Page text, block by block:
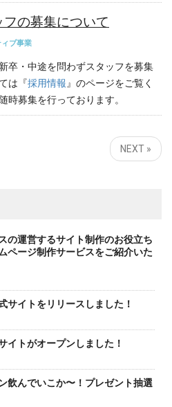
の募集について
ブ事業
卒・中途を問わずスタッフを募集
は『採用情報』のページをご覧く
時募集を行っております。
NEXT »
の運営するサイト制作のお役立ち
ページ制作サービスをご紹介いた
サイトをリリースしました！
イトがオープンしました！
飲んでいこか〜！プレゼント抽選